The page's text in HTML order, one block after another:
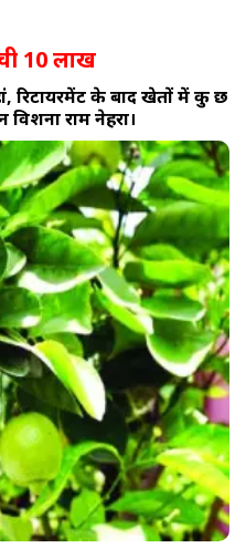
10 लाख
रिटायरमेंट के बाद खेतों में कु छ
राम नेहरा।